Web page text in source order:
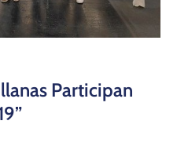
Participan